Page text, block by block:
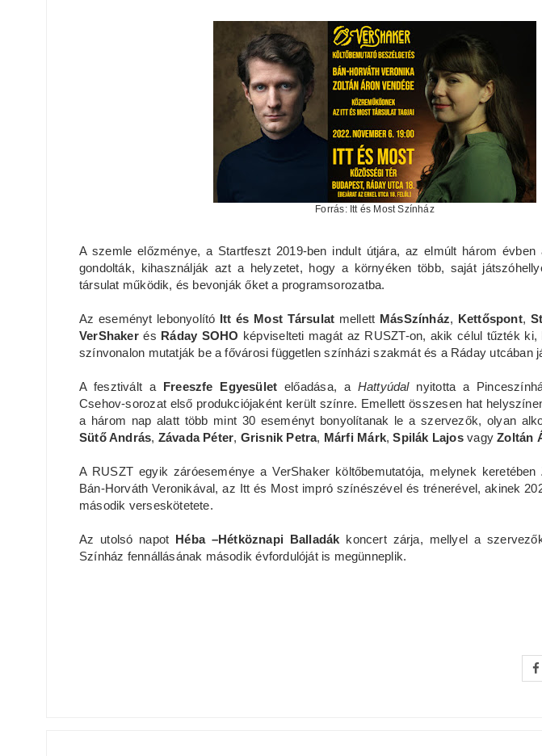
Forrás: Itt és Most Színház
A szemle előzménye, a Startfeszt 2019-ben indult útjára, az elmúlt három
gondolták, kihasználják azt a helyzetet, hogy a környéken több, saját
társulat működik, és bevonják őket a programsorozatba.
Az eseményt lebonyolító Itt és Most Társulat mellett MásSzínház, Kettőspont,
VerShakerés Ráday SOHO képviselteti magát az RUSZT-on, akik célul tűzték
színvonalon mutatják be a fővárosi független színházi szakmát és a Ráday utcában
A fesztivált a Freeszfe Egyesület előadása, a Hattyúdal nyitotta a
Csehov-sorozat első produkciójaként került színre. Emellett összesen hat
a három nap alatt több mint 30 eseményt bonyolítanak le a szervezők, olyan
Sütő András, Závada Péter, Grisnik Petra, Márfi Márk,Spilák LajosvagyZoltán
A RUSZT egyik záróeseménye a VerShaker költőbemutatója, melynek keretében
Bán-Horváth Veronikával, az Itt és Most impró színészével és trénerével, akinek
második verseskötetete.
Az utolsó napot Héba –Hétköznapi Balladák koncert zárja, mellyel a
Színház fennállásának második évfordulóját is megünneplik.